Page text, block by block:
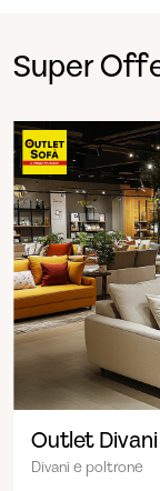
Super
Outlet Divani
Divani e poltrone